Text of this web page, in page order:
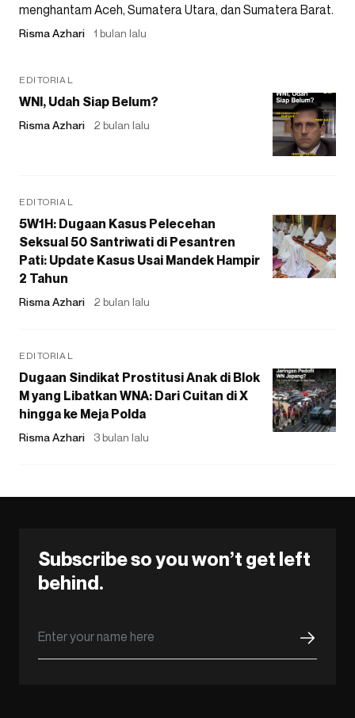
menghantam Aceh, Sumatera Utara, dan Sumatera Barat.
Risma Azhari 1 bulan lalu
EDITORIAL
WNI, Udah Siap Belum?
Risma Azhari 2 bulan lalu
EDITORIAL
5W1H: Dugaan Kasus Pelecehan
Seksual 50 Santriwati di Pesantren
Pati: Update Kasus Usai Mandek Hampir
2 Tahun
Risma Azhari 2 bulan lalu
EDITORIAL
Dugaan Sindikat Prostitusi Anak di Blok
M yang Libatkan WNA: Dari Cuitan di X
hingga ke Meja Polda
Risma Azhari 3 bulan lalu
Subscribe so you won’t get left
behind.